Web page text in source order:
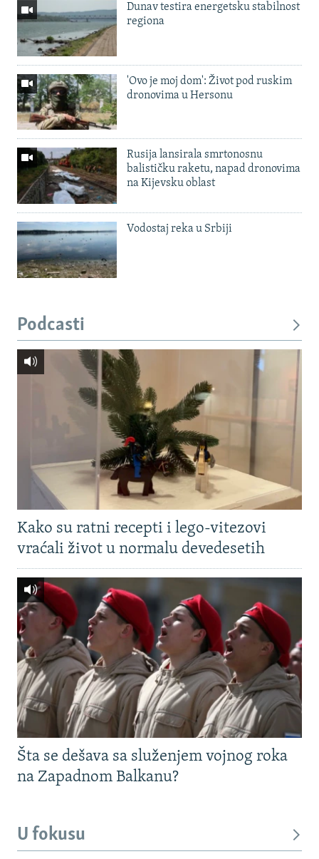
Dunav testira energetsku stabilnost
regiona
'Ovo je moj dom': Život pod ruskim
dronovima u Hersonu
Rusija lansirala smrtonosnu
balističku raketu, napad dronovima
na Kijevsku oblast
Vodostaj reka u Srbiji
Podcasti
Kako su ratni recepti i lego-vitezovi
vraćali život u normalu devedesetih
Šta se dešava sa služenjem vojnog roka
na Zapadnom Balkanu?
U fokusu